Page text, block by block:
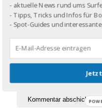
- aktuelle News rund ums
- Tipps, Tricks und Infos für
- Spot-Guides und